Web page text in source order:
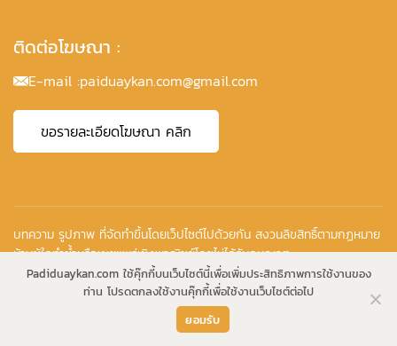
ติดต่อโฆษณา :
E-mail :paiduaykan.com@gmail.com
ขอรายละเอียดโฆษณา คลิก
Copyright © 2010-2026
บทความ รูปภาพ ที่จัดทำขึ้นโดยเว็ปไซต์ไปด้วยกัน สงวนลิขสิทธิ์ตามกฏหมาย
ห้ามผู้ใดทำซ้ำหรือเผยแพร่เชิงพาณิชย์โดยไม่ได้รับอนุญาต
Padiduaykan.com ใช้คุ๊กกี้บนเว็บไซต์นี้เพื่อเพิ่มประสิทธิภาพการใช้งานของ
ท่าน โปรดตกลงใช้งานคุ๊กกี้เพื่อใช้งานเว็บไซต์ต่อไป
ยอมรับ